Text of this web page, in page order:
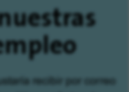
recibir por correo